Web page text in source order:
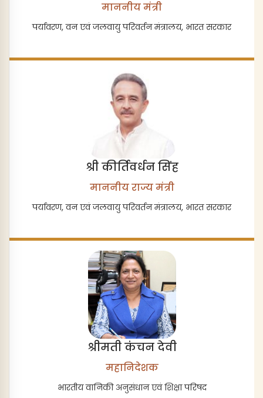
माननीय मंत्री
पर्यावरण, वन एवं जलवायु परिवर्तन मंत्रालय, भारत सरकार
श्री कीर्तिवर्धन सिंह
माननीय राज्य मंत्री
पर्यावरण, वन एवं जलवायु परिवर्तन मंत्रालय, भारत सरकार
श्रीमती कंचन देवी
महानिदेशक
भारतीय वानिकी अनुसंधान एवं शिक्षा परिषद